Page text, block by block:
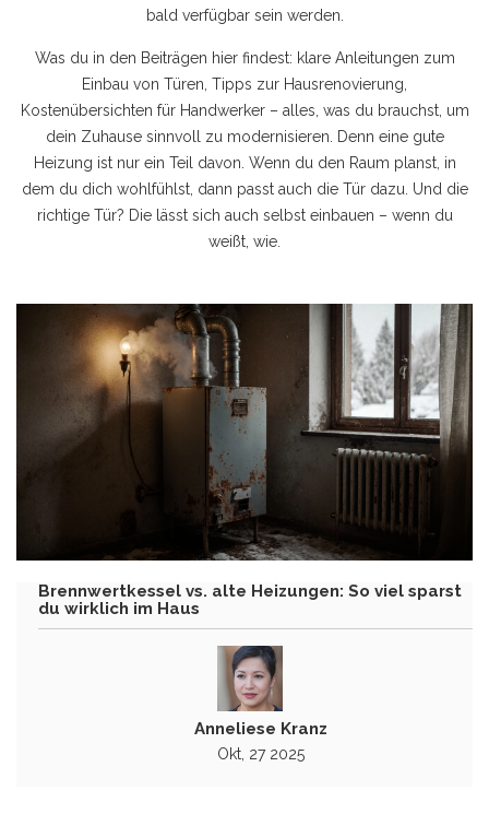
bald verfügbar sein werden.
Was du in den Beiträgen hier findest: klare Anleitungen zum
Einbau von Türen, Tipps zur Hausrenovierung,
Kostenübersichten für Handwerker – alles, was du brauchst, um
dein Zuhause sinnvoll zu modernisieren. Denn eine gute
Heizung ist nur ein Teil davon. Wenn du den Raum planst, in
dem du dich wohlfühlst, dann passt auch die Tür dazu. Und die
richtige Tür? Die lässt sich auch selbst einbauen – wenn du
weißt, wie.
Brennwertkessel vs. alte Heizungen: So viel sparst
du wirklich im Haus
Anneliese Kranz
Okt, 27 2025